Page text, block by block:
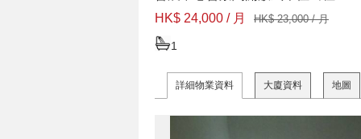
HK$ 24,000 / 月
HK$ 23,000 / 月
1
詳細物業資料 大廈資料 地圖